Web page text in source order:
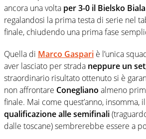
ancora una volta per 3-0 il Bielsko
regalandosi la prima testa di serie nel
finale, chiudendo una prima fase
Quella di Marco Gaspari è l’unica
aver lasciato per strada neppure un set
straordinario risultato ottenuto si è
non affrontare Conegliano almeno
finale. Mai come quest’anno, insomma, il
qualificazione alle semifinali
dalle toscane) sembrerebbe essere a